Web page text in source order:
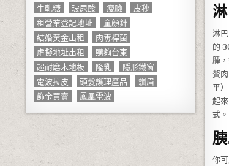
淋
的
腫
贅
平
起
式。
你
牛軋糖
玻尿酸 瘦臉
皮秒
租營業登記地址
童顏針
結婚黃金出租
肉毒桿菌
虛擬地址出租
購夠台東
超耐磨木地板
隆乳
隱形鐵窗
電波拉皮
頭髮護理產品
飄眉
飾金買賣
鳳凰電波